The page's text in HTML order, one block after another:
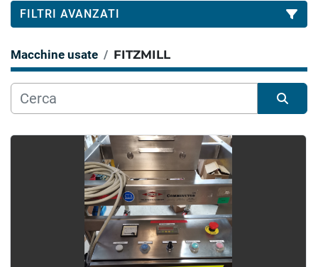
FILTRI AVANZATI
Categoria
Produttore
Condizione
Macchine usate FITZMILL